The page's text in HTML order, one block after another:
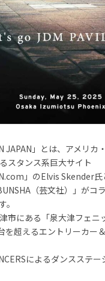
JAPAN」とは、アメリ
スタンス系巨大サイト
」のElvis Skender
（芸文社）」がコ
市にある「泉大津フェニ
を超えるエントリーカー
によるダンスステー